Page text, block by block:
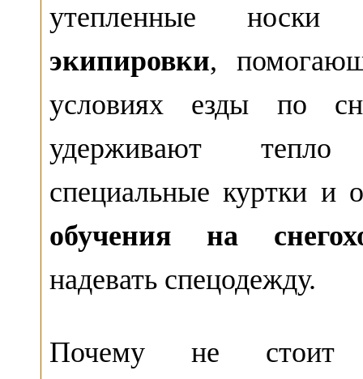
утепленные
экипировки,
условиях езды по
удерживают тепло
специальные куртки и
обучения на
надевать спецодежду.
Почему не стоит